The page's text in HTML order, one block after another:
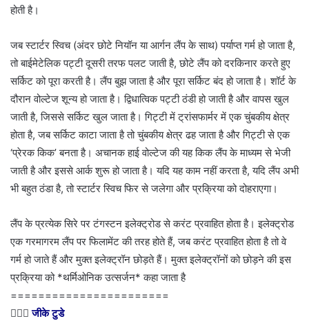
होती है।
जब स्टार्टर स्विच (अंदर छोटे नियॉन या आर्गन लैंप के साथ) पर्याप्त गर्म हो जाता है,
तो बाईमेटेलिक पट्टी दूसरी तरफ पलट जाती है, छोटे लैंप को दरकिनार करते हुए
सर्किट को पूरा करती है। लैंप बुझ जाता है और पूरा सर्किट बंद हो जाता है। शॉर्ट के
दौरान वोल्टेज शून्य हो जाता है। द्विधात्विक पट्टी ठंडी हो जाती है और वापस खुल
जाती है, जिससे सर्किट खुल जाता है। गिट्टी में ट्रांसफार्मर में एक चुंबकीय क्षेत्र
होता है, जब सर्किट काटा जाता है तो चुंबकीय क्षेत्र ढह जाता है और गिट्टी से एक
‘प्रेरक किक’ बनता है। अचानक हाई वोल्टेज की यह किक लैंप के माध्यम से भेजी
जाती है और इससे आर्क शुरू हो जाता है। यदि यह काम नहीं करता है, यदि लैंप अभी
भी बहुत ठंडा है, तो स्टार्टर स्विच फिर से जलेगा और प्रक्रिया को दोहराएगा।
लैंप के प्रत्येक सिरे पर टंगस्टन इलेक्ट्रोड से करंट प्रवाहित होता है। इलेक्ट्रोड
एक गरमागरम लैंप पर फिलामेंट की तरह होते हैं, जब करंट प्रवाहित होता है तो वे
गर्म हो जाते हैं और मुक्त इलेक्ट्रॉन छोड़ते हैं। मुक्त इलेक्ट्रॉनों को छोड़ने की इस
प्रक्रिया को *थर्मिओनिक उत्सर्जन* कहा जाता है
=======================
💁🏻‍♂‍ जीके टुडे